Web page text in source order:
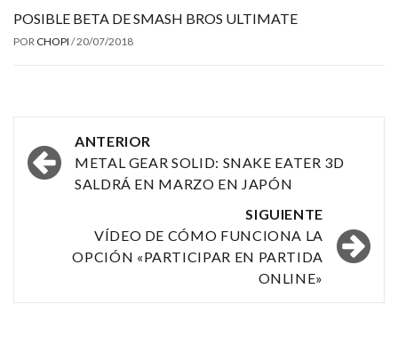
POSIBLE BETA DE SMASH BROS ULTIMATE
POR CHOPI /20/07/2018
Navegación
por
entradas
ANTERIOR
METAL GEAR SOLID: SNAKE EATER 3D
SALDRÁ EN MARZO EN JAPÓN
SIGUIENTE
VÍDEO DE CÓMO FUNCIONA LA
OPCIÓN «PARTICIPAR EN PARTIDA
ONLINE»